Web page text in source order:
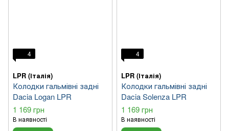
4
LPR (Італія)
Колодки гальмівні задні
Dacia Logan LPR
1 169 грн
В наявності
4
LPR (Італія)
Колодки гальмівні задні
Dacia Solenza LPR
1 169 грн
В наявності